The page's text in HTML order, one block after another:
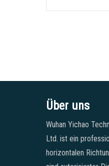
Über uns
Wuhan Yichao
Ltd. ist ein
horizontalen